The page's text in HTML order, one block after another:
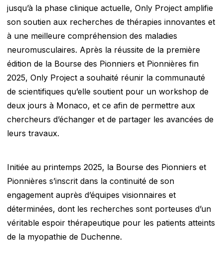
jusqu’à la phase clinique actuelle, Only Project amplifie
son soutien aux recherches de thérapies innovantes et
à une meilleure compréhension des maladies
neuromusculaires. Après la réussite de la première
édition de la Bourse des Pionniers et Pionnières fin
2025, Only Project a souhaité réunir la communauté
de scientifiques qu’elle soutient pour un workshop de
deux jours à Monaco, et ce afin de permettre aux
chercheurs d’échanger et de partager les avancées de
leurs travaux.
Initiée au printemps 2025, la Bourse des Pionniers et
Pionnières s’inscrit dans la continuité de son
engagement auprès d’équipes visionnaires et
déterminées, dont les recherches sont porteuses d’un
véritable espoir thérapeutique pour les patients atteints
de la myopathie de Duchenne.